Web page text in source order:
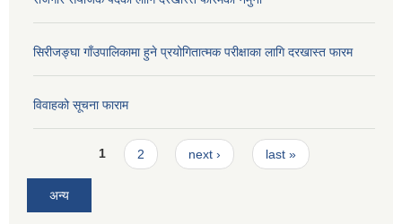
सिरीजङ्घा गाँउपालिकामा हुने प्रयोगितात्मक परीक्षाका लागि दरखास्त फारम
विवाहको सूचना फाराम
Pages1 2 next › last »
अन्य